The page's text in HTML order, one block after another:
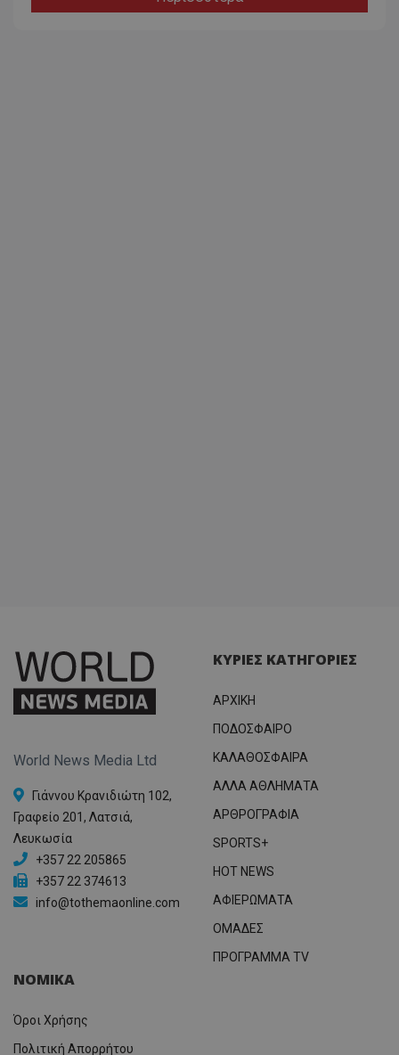
World News Media Ltd
Γιάννου Κρανιδιώτη 102,
Γραφείο 201, Λατσιά,
Λευκωσία
+357 22 205865
+357 22 374613
info@tothemaonline.com
ΚΥΡΙΕΣ ΚΑΤΗΓΟΡΙΕΣ
ΑΡΧΙΚΗ
ΠΟΔΟΣΦΑΙΡΟ
ΚΑΛΑΘΟΣΦΑΙΡΑ
ΑΛΛΑ ΑΘΛΗΜΑΤΑ
ΑΡΘΡΟΓΡΑΦΙΑ
SPORTS+
HOT NEWS
ΑΦΙΕΡΩΜΑΤΑ
ΟΜΑΔΕΣ
ΠΡΟΓΡΑΜΜΑ TV
ΝΟΜΙΚΑ
Όροι Χρήσης
Πολιτική Απορρήτου